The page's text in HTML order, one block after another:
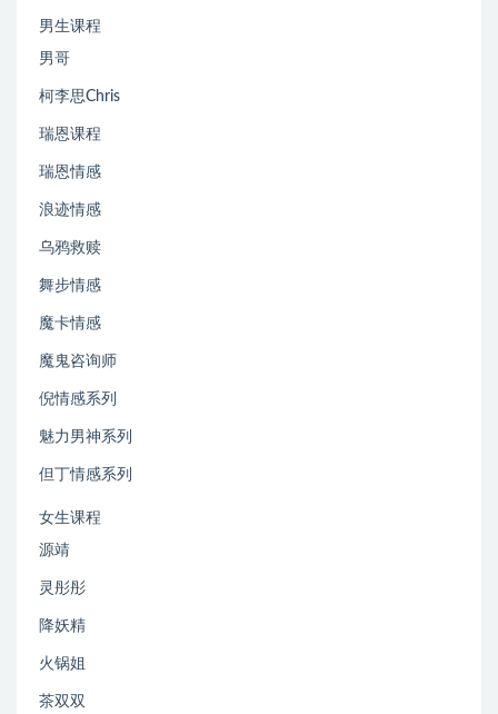
男生课程
男哥
柯李思Chris
瑞恩课程
瑞恩情感
浪迹情感
乌鸦救赎
舞步情感
魔卡情感
魔鬼咨询师
倪情感系列
魅力男神系列
但丁情感系列
女生课程
源靖
灵彤彤
降妖精
火锅姐
茶双双